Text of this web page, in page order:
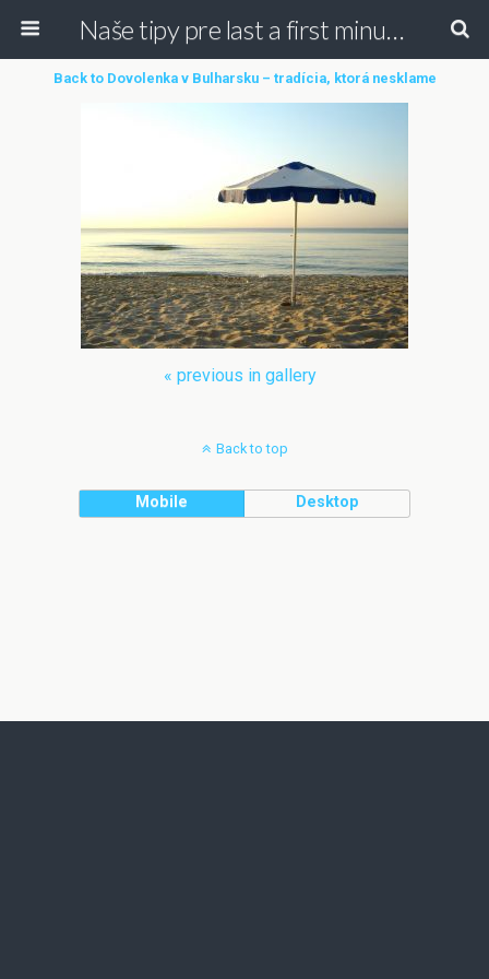
Naše tipy pre last a first minute dovolenky
Back to Dovolenka v Bulharsku – tradícia, ktorá nesklame
« previous in gallery
Back to top
Mobile Desktop